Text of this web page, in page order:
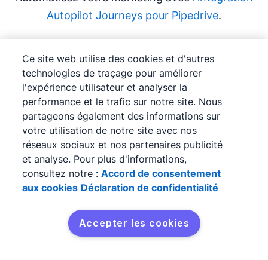
Autopilot Journeys pour Pipedrive.
Zapier
Connectez des milliers d'applications à votre
CRM. Grâce à sa connectivité exemplaire, vous
réservation, demandes de renseignements
transmises via votre site internet et demandes
Ce site web utilise des cookies et d'autres
technologies de traçage pour améliorer
l'expérience utilisateur et analyser la
performance et le trafic sur notre site. Nous
partageons également des informations sur
votre utilisation de notre site avec nos
réseaux sociaux et nos partenaires publicité
et analyse. Pour plus d'informations,
consultez notre : Accord de consentement
aux cookies Déclaration de confidentialité
Accepter les cookies